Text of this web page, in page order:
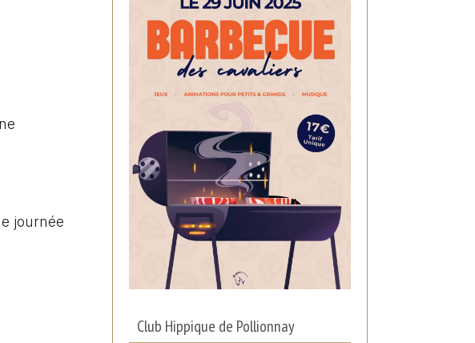
journée
Club Hippique de Pollionnay